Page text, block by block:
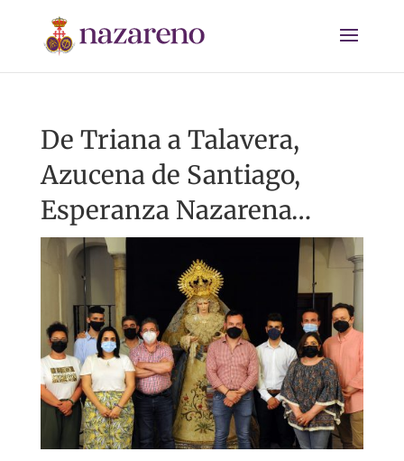
De Triana a Talavera,
Azucena de Santiago,
Esperanza Nazarena…